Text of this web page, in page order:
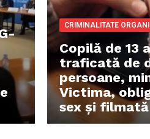
CRIMINALITATE
Copilă de 13
traficată de
persoane,
Victima,
sex și filmată